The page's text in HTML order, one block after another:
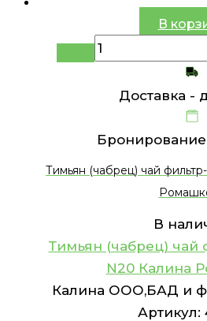
В
Доставка -
Тимьян (чабрец) чай
В
Тимьян (чабрец) чай
N20 Калина
Калина ООО,БАД и
Артикул: